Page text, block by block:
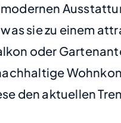
sie zu einem
oder
den aktuellen